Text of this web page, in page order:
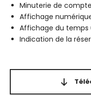
Minuterie de
Affichage
Affichage du temps
Indication de la